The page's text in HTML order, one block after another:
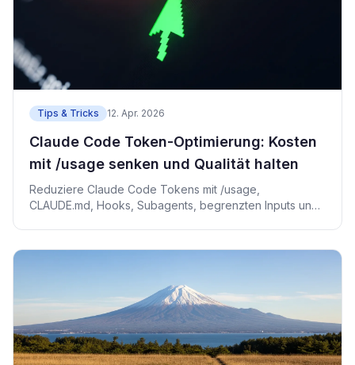
Tips & Tricks 12. Apr. 2026
Claude Code Token-Optimierung: Kosten
mit /usage senken und Qualität halten
Reduziere Claude Code Tokens mit /usage,
CLAUDE.md, Hooks, Subagents, begrenzten Inputs und